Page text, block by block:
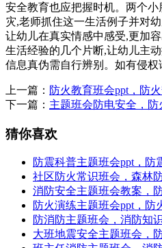
安全教育也应把握时机。两个
灾,老师抓住这一生活例子并对
让幼儿在真实情感中感受,更加
生活经验的几个片断,让幼儿主
信息真伪需自行辨别。如有侵权
上一篇： 防火教育班会ppt，防
下一篇： 主题班会防电安全，
猜你喜欢
防震科普主题班会ppt，防
社区防火常识班会，森林
消防安全主题班会教案，
防火演练主题班会ppt，防
防消防主题班会，消防知
大班地震安全主题班会，